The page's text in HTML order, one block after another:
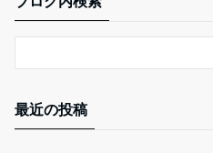
最近の投稿